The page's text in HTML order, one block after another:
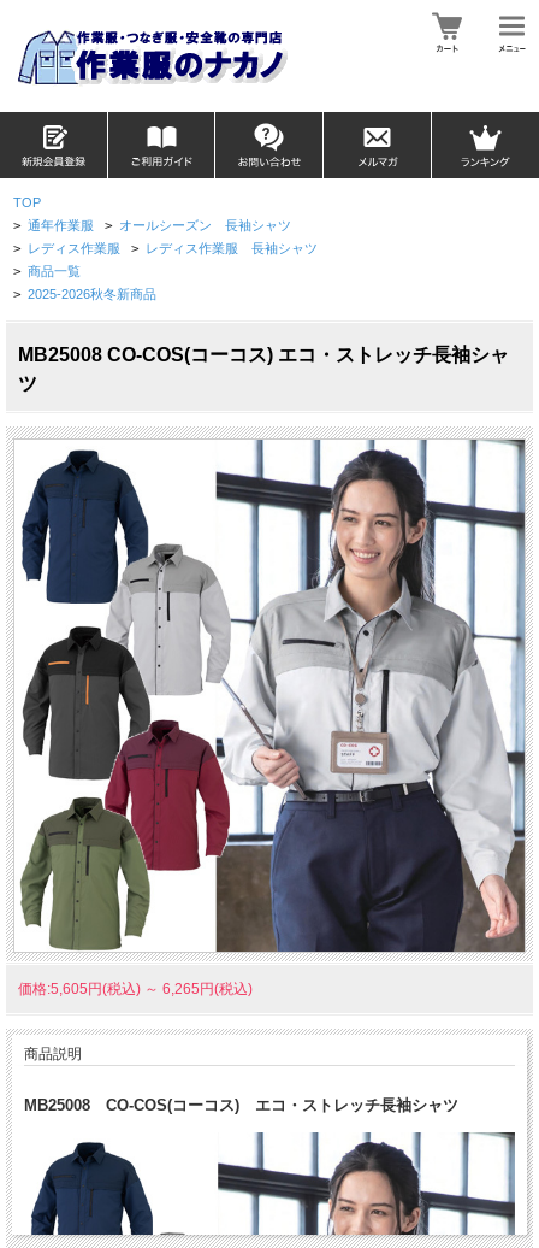
TOP
> 通年作業服 > オールシーズン 長袖シャツ
> レディス作業服 > レディス作業服 長袖シャツ
> 商品一覧
> 2025-2026秋冬新商品
MB25008 CO-COS(コーコス) エコ・ストレッチ長袖シャ
ツ
価格:5,605円(税込) ～ 6,265円(税込)
商品説明
MB25008 CO-COS(コーコス) エコ・ストレッチ長袖シャツ